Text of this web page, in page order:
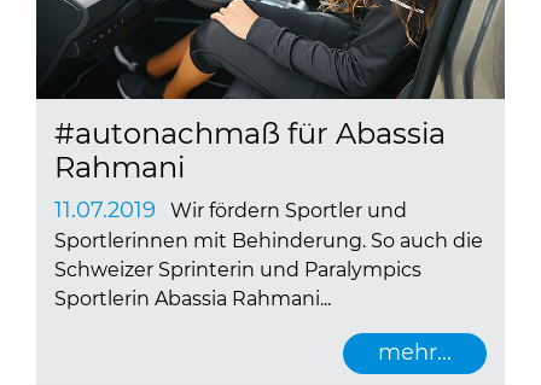
#autonachmaß für Abassia
Rahmani
11.07.2019
Wir fördern Sportler und
Sportlerinnen mit Behinderung. So auch die
Schweizer Sprinterin und Paralympics
Sportlerin Abassia Rahmani...
mehr...